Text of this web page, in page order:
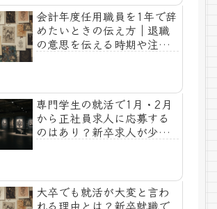
会計年度任用職員を1年で辞
めたいときの伝え方｜退職
の意思を伝える時期や注意
専門学生の就活で1月・2月
から正社員求人に応募する
のはあり？新卒求人が少な
大卒でも就活が大変と言わ